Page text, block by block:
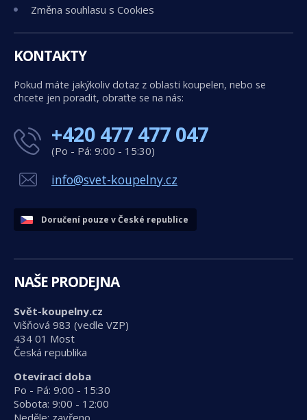
Změna souhlasu s Cookies
KONTAKTY
Pokud máte jakýkoliv dotaz z oblasti koupelen, nebo se
chcete jen poradit, obraťte se na nás:
+420 477 477 047
(Po - Pá: 9:00 - 15:30)
info@svet-koupelny.cz
Doručení pouze v České republice
NAŠE PRODEJNA
Svět-koupelny.cz
Višňová 983 (vedle VZP)
434 01 Most
Česká republika
Otevírací doba
Po - Pá: 9:00 - 15:30
Sobota: 9:00 - 12:00
Neděle: zavřeno